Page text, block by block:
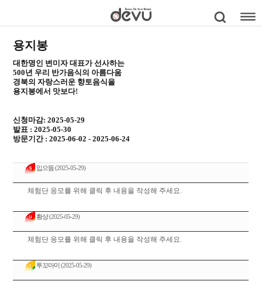
용지봉
대한명인 변미자 대표가 선사하는
500년 우리 반가음식의 아름다움
경북의 자랑스러운 향토음식을
용지봉에서 맛보다!
신청마감: 2025-05-29
발표 : 2025-05-30
방문기간 : 2025-06-02 - 2025-06-24
입으뜸(2025-05-29)
체험단 응모를 위해 클릭 후 내용을 작성해 주세요.
황샹(2025-05-29)
체험단 응모를 위해 클릭 후 내용을 작성해 주세요.
투꼬마미(2025-05-29)